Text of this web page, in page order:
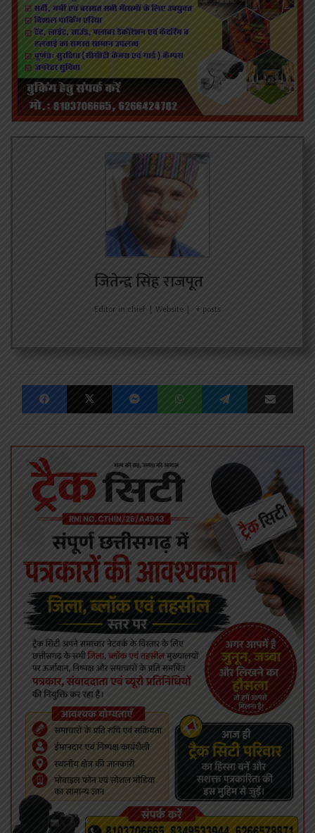
जितेन्द्र सिंह राजपूत
Editor in chief | Website | + posts
FacebookX MessengerWhatsAppTelegram Share via Email